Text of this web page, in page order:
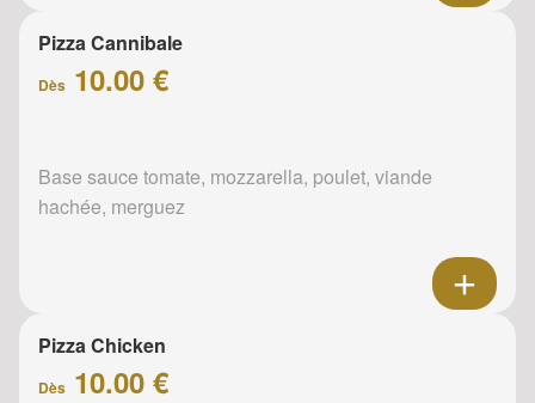
Pizza Cannibale
Dès 10.00 €
Base sauce tomate, mozzarella, poulet, viande
hachée, merguez
Pizza Chicken
Dès 10.00 €